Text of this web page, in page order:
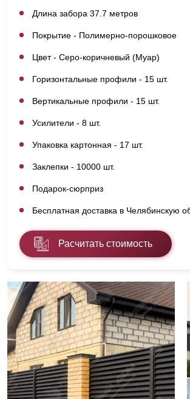
Длина забора 37.7 метров
Покрытие - Полимерно-порошковое
Цвет - Серо-коричневый (Муар)
Горизонтальные профили - 15 шт.
Вертикальные профили - 15 шт.
Усилители - 8 шт.
Упаковка картонная - 17 шт.
Заклепки - 10000 шт.
Подарок-сюрприз
Бесплатная доставка в Челябинскую
Расчитать стоимость